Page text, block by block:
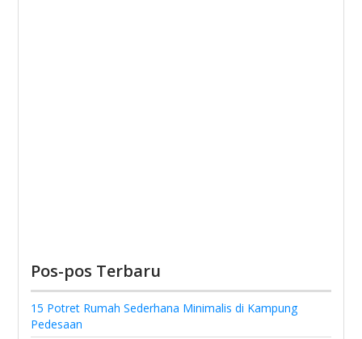
Pos-pos Terbaru
15 Potret Rumah Sederhana Minimalis di Kampung
Pedesaan